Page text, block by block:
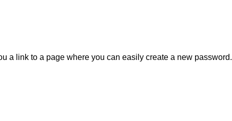
a link to a page where you can easily create a new password.